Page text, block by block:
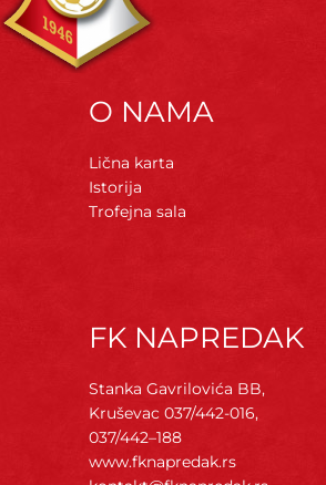
O NAMA
Lična karta
Istorija
Trofejna sala
FK NAPREDAK
Stanka Gavrilovića BB,
Kruševac 037/442-016,
037/442–188
www.fknapredak.rs